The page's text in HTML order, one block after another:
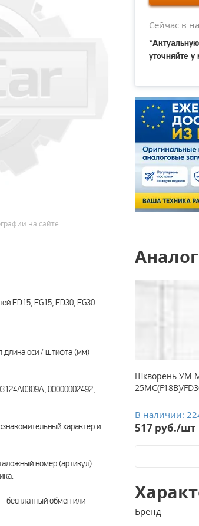
на сайте
FD15, FG15, FD30, FG30.
оси / штифта (мм)
00000002492,
характер и
номер (артикул)
бесплатный обмен или
Сейчас в
уточняйте
Шкворень УМ
25MC(F18B)/
В наличии:
517 руб./шт
Бренд